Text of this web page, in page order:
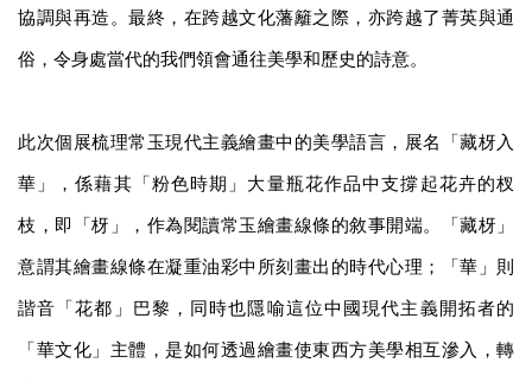
協調與再造。最終，在跨越文化藩籬之際，亦跨越了菁英與通
俗，令身處當代的我們領會通往美學和歷史的詩意。
此次個展梳理常玉現代主義繪畫中的美學語言，展名「藏枒入
華」，係藉其「粉色時期」大量瓶花作品中支撐起花卉的杈
枝，即「枒」，作為閱讀常玉繪畫線條的敘事開端。「藏枒」
意謂其繪畫線條在凝重油彩中所刻畫出的時代心理；「華」則
諧音「花都」巴黎，同時也隱喻這位中國現代主義開拓者的
「華文化」主體，是如何透過繪畫使東西方美學相互滲入，轉